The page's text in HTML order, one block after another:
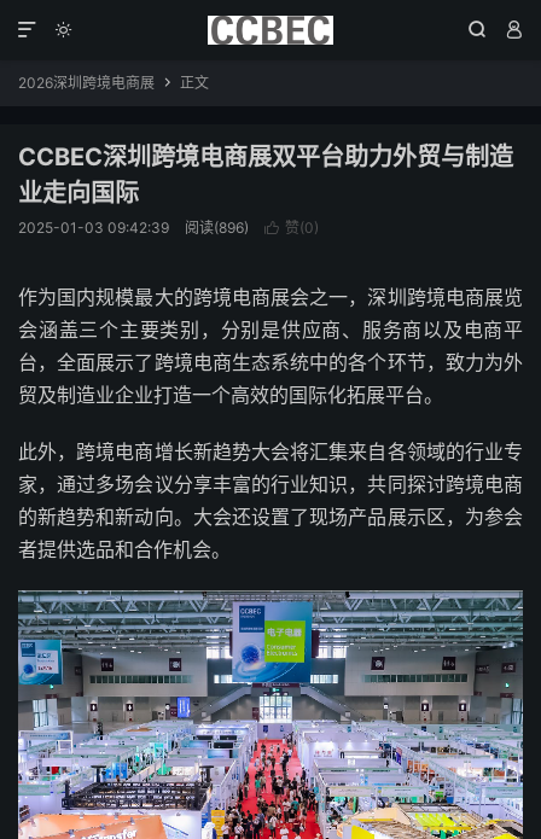
  

2026深圳跨境电商展  正文
CCBEC深圳跨境电商展双平台助力外贸与制造
业走向国际
2025-01-03 09:42:39 阅读(896)  赞(0)
作为国内规模最大的跨境电商展会之一，深圳跨境电商展览
会涵盖三个主要类别，分别是供应商、服务商以及电商平
台，全面展示了跨境电商生态系统中的各个环节，致力为外
贸及制造业企业打造一个高效的国际化拓展平台。
此外，跨境电商增长新趋势大会将汇集来自各领域的行业专
家，通过多场会议分享丰富的行业知识，共同探讨跨境电商
的新趋势和新动向。大会还设置了现场产品展示区，为参会
者提供选品和合作机会。